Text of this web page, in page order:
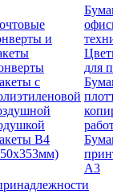
и
с
В4
для
А3